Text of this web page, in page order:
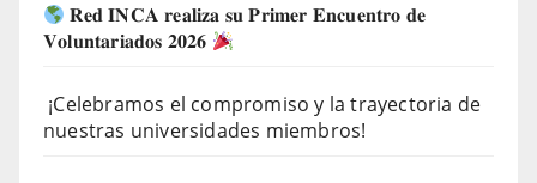
𝐑𝐞𝐝 𝐈𝐍𝐂𝐀 𝐫𝐞𝐚𝐥𝐢𝐳𝐚 𝐬𝐮 𝐏𝐫𝐢𝐦𝐞𝐫 𝐄𝐧𝐜𝐮𝐞𝐧𝐭𝐫𝐨 𝐝𝐞
𝐕𝐨𝐥𝐮𝐧𝐭𝐚𝐫𝐢𝐚𝐝𝐨𝐬 𝟐𝟎𝟐𝟔
¡Celebramos el compromiso y la trayectoria de
nuestras universidades miembros!